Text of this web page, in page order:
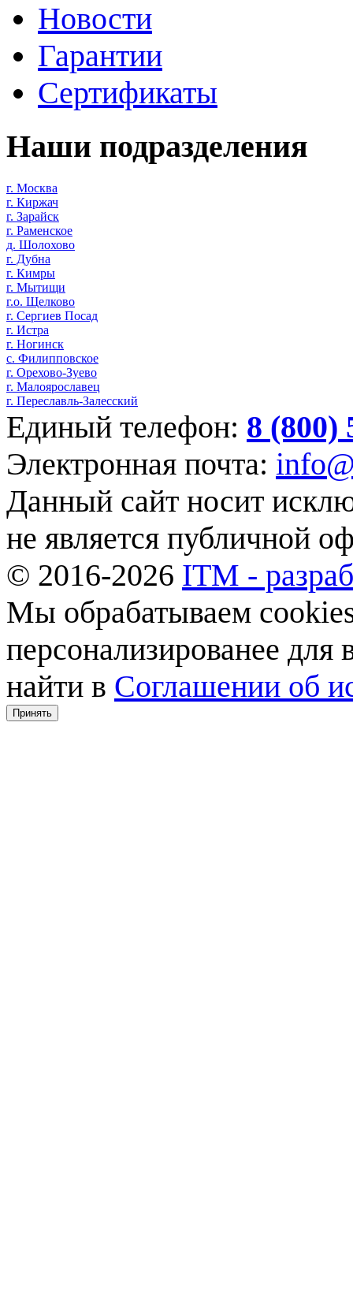
Новости
Гарантии
Сертификаты
Наши подразделения
г. Москва
г. Киржач
г. Зарайск
г. Раменское
д. Шолохово
г. Дубна
г. Кимры
г. Мытищи
г.о. Щелково
г. Сергиев Посад
г. Истра
г. Ногинск
с. Филипповское
г. Орехово-Зуево
г. Малоярославец
г. Переславль-Залесский
Единый телефон: 8 (800)
Электронная почта:
Данный сайт носит
не является публичной
© 2016-2026 ITM -
Мы обрабатываем
персонализированее
найти в Соглашении об
Принять